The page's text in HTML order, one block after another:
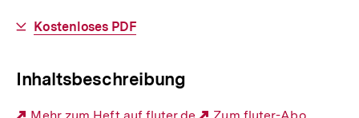
Download-
Kostenloses PDF
Inhaltsbeschreibung
Externer
Mehr zum Heft auf fluter.de
Externer
Zum fluter-Abo